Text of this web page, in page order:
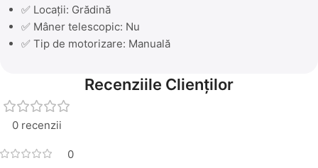
✅ Locații: Grădină
✅ Mâner telescopic: Nu
✅ Tip de motorizare: Manuală
Recenziile Clienților
0 recenzii
0